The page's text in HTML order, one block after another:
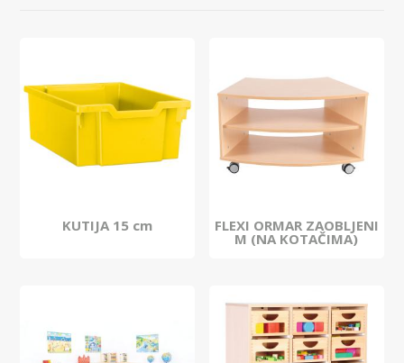
KUTIJA 15 cm FLEXI ORMAR ZAOBLJENI
M (NA KOTAČIMA)